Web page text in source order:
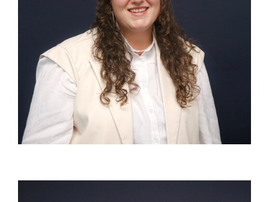
Interieurontwerper